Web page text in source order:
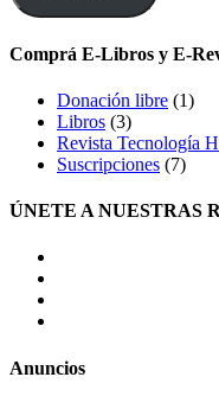
Comprá E-Libros y E-
Donación libre (1)
Libros (3)
Revista Tecnología
Suscripciones (7)
ÚNETE A NUESTRAS
Anuncios